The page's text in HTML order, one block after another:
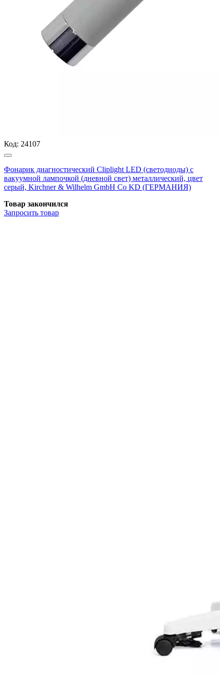
Код: 24107
Фонарик диагностический Cliplight LED (светодиоды) с
вакуумной лампочкой (дневной свет) металлический, цвет
серый, Kirchner & Wilhelm GmbH Co KD (ГЕРМАНИЯ)
Товар закончился
Запросить товар